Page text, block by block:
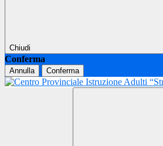
Chiudi
Conferma
Annulla Conferma